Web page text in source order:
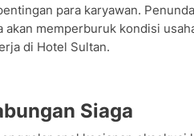
para karyawan.
akan memperburuk kondisi
di Hotel Sultan.
Siaga